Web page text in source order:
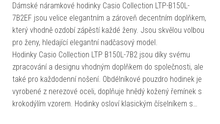
Dámské náramkové hodinky Casio Collection LTP-B150L-
7B2EF jsou velice elegantním a zároveň decentním doplňkem,
který vhodně ozdobí zápěstí každé ženy. Jsou skvělou volbou
pro ženy, hledající elegantní nadčasový model.
Hodinky Casio Collection LTP B150L-7B2 jsou díky svému
zpracování a designu vhodným doplňkem do společnosti, ale
také pro každodenní nošení. Obdélníkové pouzdro hodinek je
vyrobené z nerezové oceli, doplňuje hnědý kožený řemínek s
krokodýlím vzorem. Hodinky osloví klasickým číselníkem s…